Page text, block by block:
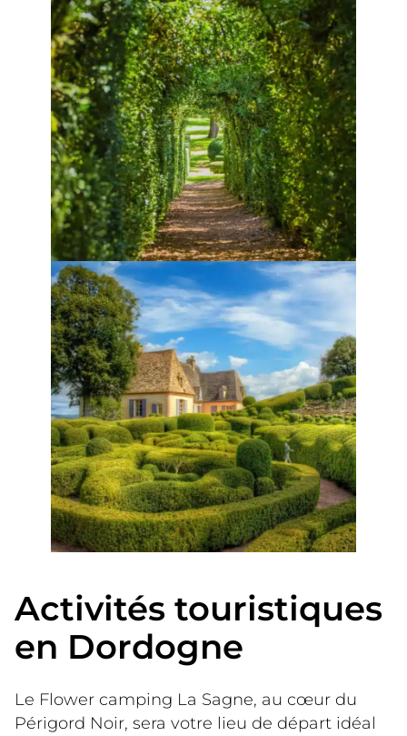
Activités touristiques
en Dordogne
Le Flower camping La Sagne, au cœur du
Périgord Noir, sera votre lieu de départ idéal